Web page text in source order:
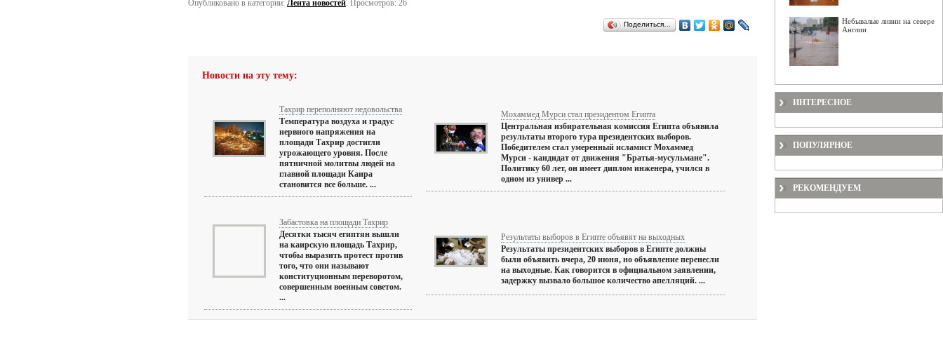
Опубликовано в категории: Лента новостей. Просмотров: 26
Поделиться…
Новости на эту тему:
Тахрир переполняют недовольства
Температура воздуха и градус
нервного напряжения на
площади Тахрир достигли
угрожающего уровня. После
пятничной молитвы людей на
главной площади Каира
становится все больше. ...
Мохаммед Мурси стал президентом Египта
Центральная избирательная комиссия Египта объявила
результаты второго тура президентских выборов.
Победителем стал умеренный исламист Мохаммед
Мурси - кандидат от движения "Братья-мусульмане".
Политику 60 лет, он имеет диплом инженера, учился в
одном из универ ...
Забастовка на площади Тахрир
Десятки тысяч египтян вышли
на каирскую площадь Тахрир,
чтобы выразить протест против
того, что они называют
конституционным переворотом,
совершенным военным советом.
...
Результаты выборов в Египте объявят на выходных
Результаты президентских выборов в Египте должны
были объявить вчера, 20 июня, но объявление перенесли
на выходные. Как говорится в официальном заявлении,
задержку вызвало большое количество апелляций. ...
Небывалые ливни на севере
Англии
ИНТЕРЕСНОЕ
ПОПУЛЯРНОЕ
РЕКОМЕНДУЕМ